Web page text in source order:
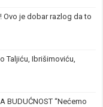
Ovo je dobar razlog da to
Taljiću, Ibrišimoviću,
BUDUĆNOST “Nećemo